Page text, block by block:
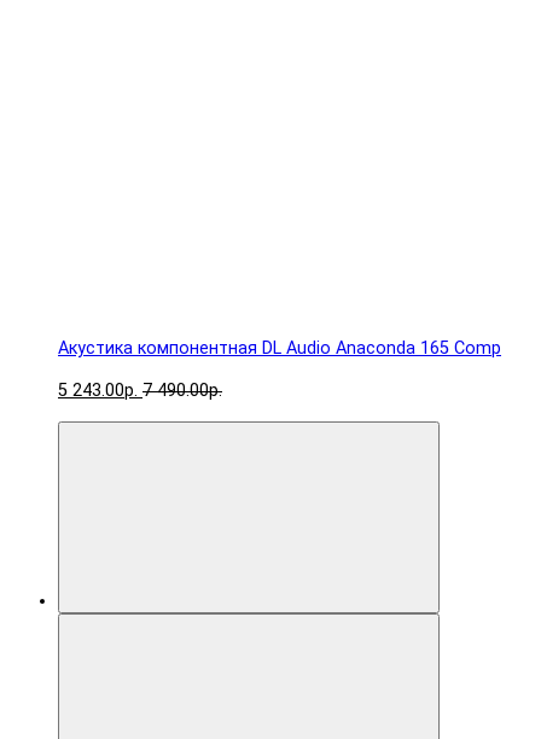
Акустика компонентная DL Audio Anaconda 165 Comp
5 243.00р. 7 490.00р.